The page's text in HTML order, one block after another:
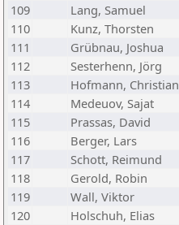
109
Lang, Samuel
110
Kunz, Thorsten
111
Grübnau, Joshua
112
Sesterhenn, Jörg
113
Hofmann, Christian
114
Medeuov, Sajat
115
Prassas, David
116
Berger, Lars
117
Schott, Reimund
118
Gerold, Robin
119
Wall, Viktor
120
Holschuh, Elias